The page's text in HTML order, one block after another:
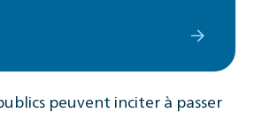
peuvent inciter à passer